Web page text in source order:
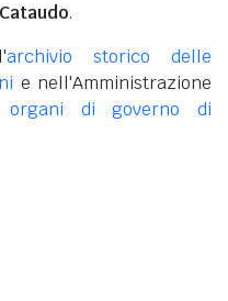
.
archivio storico delle
e nell'Amministrazione
organi di governo di